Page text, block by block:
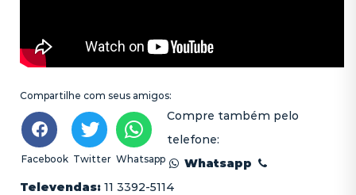
Compartilhe com seus amigos:
Facebook Twitter Whatsapp
Compre também pelo
telefone:
Whatsapp
Televendas: 11 3392-5114